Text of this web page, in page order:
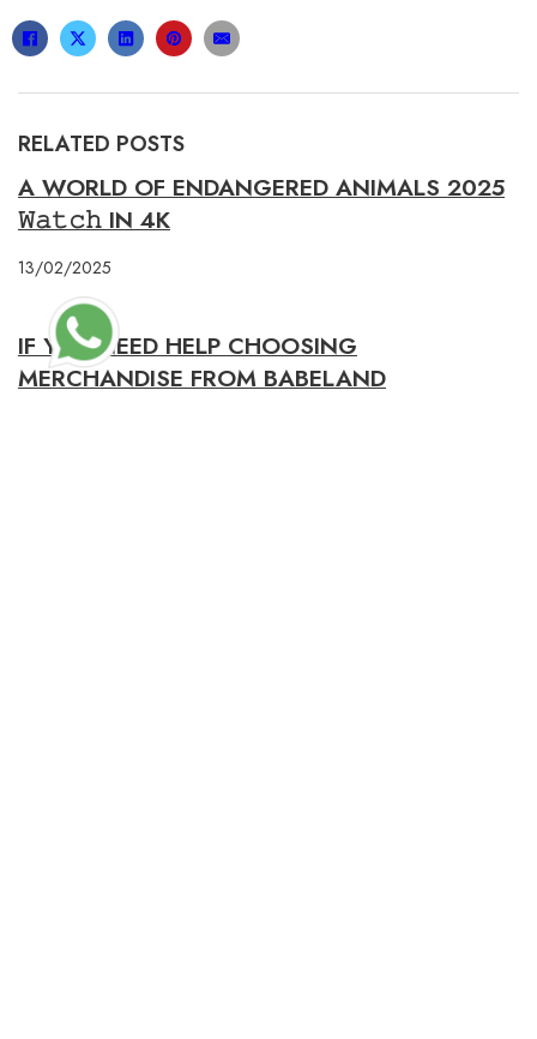
RELATED POSTS
A WORLD OF ENDANGERED ANIMALS 2025
𝚆𝚊𝚝𝚌𝚑 IN 4K
13/02/2025
IF YOU NEED HELP CHOOSING
MERCHANDISE FROM BABELAND